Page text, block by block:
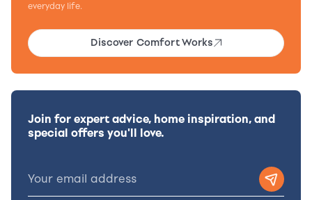
everyday life.
Discover Comfort Works
Join for expert advice, home inspiration, and
special offers you'll love.